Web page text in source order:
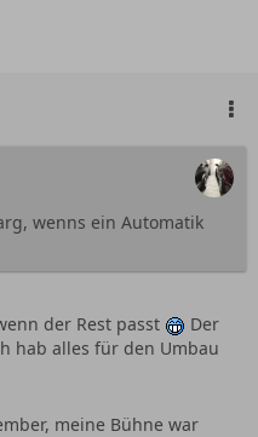
wenns ein Automatik
der Rest passt
Der
hab alles für den Umbau
meine Bühne war